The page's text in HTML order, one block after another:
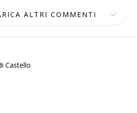
ALTRI COMMENTI
Castello